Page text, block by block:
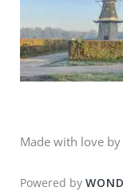
Made with love
Powered by